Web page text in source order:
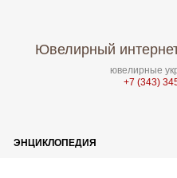
Ювелирный
ювелирные
+7 (343)
ЭНЦИКЛОПЕДИЯ